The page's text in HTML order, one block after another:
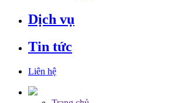
Dịch vụ
Tin tức
Liên hệ